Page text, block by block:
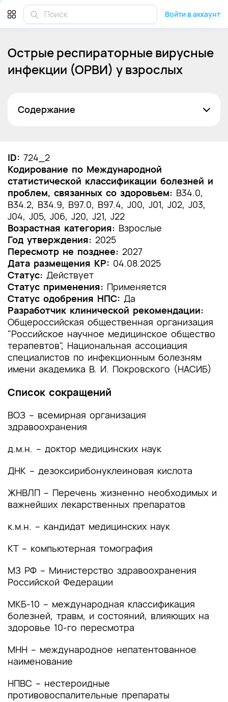
Войти в аккаунт
Острые респираторные вирусные
инфекции (ОРВИ) у взрослых
Содержание
1. Краткая информация по заболеванию или
состоянию (группы заболеваний или
состояний)
1.1 Определение заболевания или состояния
(группы заболеваний или состояний)
1.2 Этиология и патогенез заболевания или
состояния (группы заболеваний или
состояний)
1.3 Эпидемиология заболевания или состояния
(группы заболеваний или состояний)
1.4 Особенности кодирования заболевания или
состояния (группы заболеваний или
состояний) по Международной
статистической классификации болезней и
проблем, связанных со здоровьем
1.5 Классификация заболевания или состояния
(группы заболеваний или состояний)
1.6 Клиническая картина заболевания или
состояния (группы заболеваний или
состояний)
2. Диагностика заболевания или состояния
(группы заболеваний или состояний)
медицинские показания и противопоказания к
применению методов диагностики
2.2 Физикальное обследование
исследования
исследования
2.5 Иные диагностические исследования
3. Лечение, включая медикаментозную и
немедикаментозную терапии, диетотерапию,
противопоказания к применению методов
лечения
ID: 724_2
Кодирование по Международной
статистической классификации болезней и
проблем, связанных со здоровьем: B34.0,
B34.2, B34.9, B97.0, B97.4, J00, J01, J02, J03,
J04, J05, J06, J20, J21, J22
Возрастная категория: Взрослые
Год утверждения: 2025
Пересмотр не позднее: 2027
Дата размещения КР: 04.08.2025
Статус: Действует
Статус применения: Применяется
Статус одобрения НПС: Да
Разработчик клинической рекомендации:
Общероссийская общественная организация
"Российское научное медицинское общество
терапевтов", Национальная ассоциация
специалистов по инфекционным болезням
имени академика В. И. Покровского (НАСИБ)
Список сокращений
ВОЗ – всемирная организация
здравоохранения
д.м.н. – доктор медицинских наук
ДНК – дезоксирибонуклеиновая кислота
ЖНВЛП – Перечень жизненно необходимых и
важнейших лекарственных препаратов
к.м.н. – кандидат медицинских наук
КТ – компьютерная томография
МЗ РФ – Министерство здравоохранения
Российской Федерации
МКБ-10 – международная классификация
болезней, травм, и состояний, влияющих на
здоровье 10-го пересмотра
МНН – международное непатентованное
наименование
НПВС – нестероидные
противовоспалительные препараты